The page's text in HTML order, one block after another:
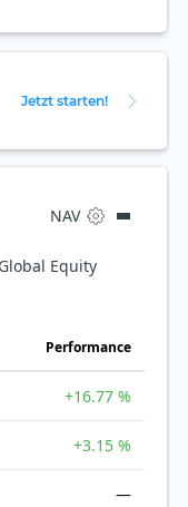
Jetzt starten!
NAV
Equity
Perfor­mance
+16.77 %
+3.15 %
—